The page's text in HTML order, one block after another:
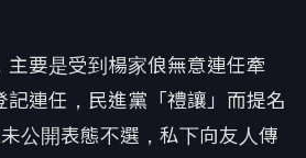
主要是受到楊家俍無意連任牽
連任，民進黨「禮讓」而提名
公開表態不選，私下向友人傳